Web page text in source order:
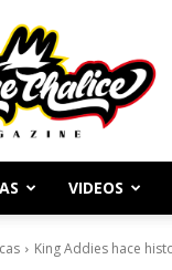
Periodismo
y
Cultura
Reggae
VIDEOS
King Addies hace